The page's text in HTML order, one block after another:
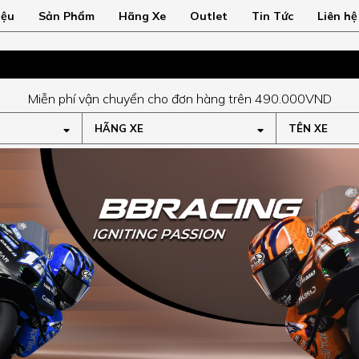
Sản Phẩm Hãng Xe Outlet Tin Tức Liên hệ
Miễn phí vận chuyển cho đơn hàng trên 490.000VND
HÃNG XE TÊN XE